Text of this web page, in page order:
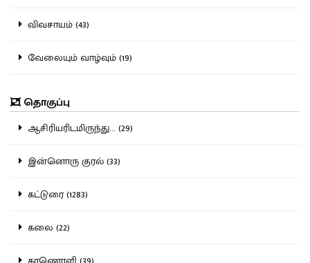
விவசாயம் (43)
வேலையும் வாழ்வும் (19)
தொகுப்பு
ஆசிரியரிடமிருந்து... (29)
இன்னொரு குரல் (33)
கட்டுரை (1283)
கலை (22)